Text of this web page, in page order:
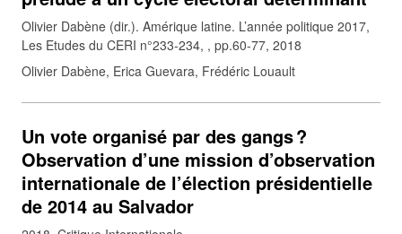
Olivier Dabène (dir.). Amérique latine. L’année politique 2017,
Les Etudes du CERI n°233-234, , pp.60-77, 2018
Olivier Dabène, Erica Guevara, Frédéric Louault
Un vote organisé par des gangs ?
Observation d’une mission d’observation
internationale de l’élection présidentielle
de 2014 au Salvador